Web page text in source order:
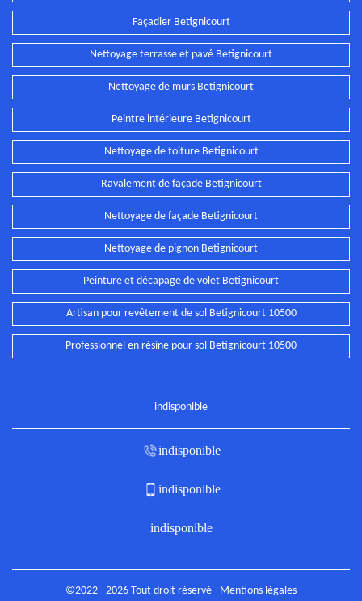
Façadier Betignicourt
Nettoyage terrasse et pavé Betignicourt
Nettoyage de murs Betignicourt
Peintre intérieure Betignicourt
Nettoyage de toiture Betignicourt
Ravalement de façade Betignicourt
Nettoyage de façade Betignicourt
Nettoyage de pignon Betignicourt
Peinture et décapage de volet Betignicourt
Artisan pour revêtement de sol Betignicourt 10500
Professionnel en résine pour sol Betignicourt 10500
indisponible
indisponible
indisponible
indisponible
©2022 - 2026 Tout droit réservé - Mentions légales